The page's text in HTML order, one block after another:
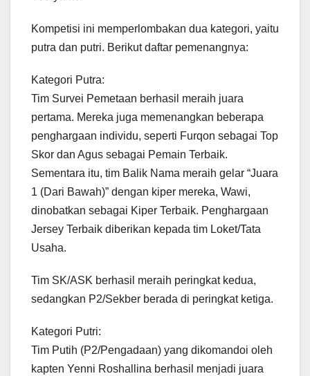
Kompetisi ini memperlombakan dua kategori, yaitu
putra dan putri. Berikut daftar pemenangnya:
Kategori Putra:
Tim Survei Pemetaan berhasil meraih juara
pertama. Mereka juga memenangkan beberapa
penghargaan individu, seperti Furqon sebagai Top
Skor dan Agus sebagai Pemain Terbaik.
Sementara itu, tim Balik Nama meraih gelar “Juara
1 (Dari Bawah)” dengan kiper mereka, Wawi,
dinobatkan sebagai Kiper Terbaik. Penghargaan
Jersey Terbaik diberikan kepada tim Loket/Tata
Usaha.
Tim SK/ASK berhasil meraih peringkat kedua,
sedangkan P2/Sekber berada di peringkat ketiga.
Kategori Putri:
Tim Putih (P2/Pengadaan) yang dikomandoi oleh
kapten Yenni Roshallina berhasil menjadi juara